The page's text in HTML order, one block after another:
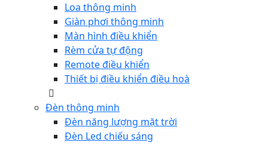
Loa thông minh
Giàn phơi thông minh
Màn hình điều khiển
Rèm cửa tự động
Remote điều khiển
Thiết bị điều khiển điều hoà
Đèn thông minh
Đèn năng lượng mặt trời
Đèn Led chiếu sáng